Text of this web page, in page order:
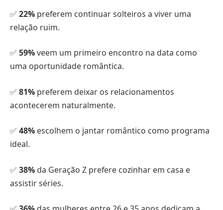
✅ 22% preferem continuar solteiros a viver uma
relação ruim.
✅ 59%veem um primeiro encontro na data como
uma oportunidade romântica.
✅ 81% preferem deixar os relacionamentos
acontecerem naturalmente.
✅ 48% escolhem o jantar romântico como programa
ideal.
✅ 38% da Geração Z prefere cozinhar em casa e
assistir séries.